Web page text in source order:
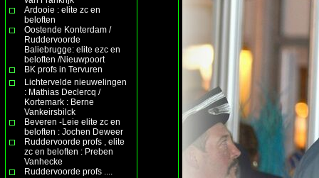
Ardooie : elite zc en
beloften
Oostende Konterdam /
Ruddervoorde
Baliebrugge: elite ezc en
beloften /Nieuwpoort
BK profs in Tervuren
Lichtervelde nieuwelingen
: Mathias Declercq /
Kortemark : Berne
Vankeirsbilck
Beveren -Leie elite zc en
beloften : Jochen Deweer
Ruddervoorde profs , elite
zc en beloften : Preben
Vanhecke
Ruddervoorde profs ....